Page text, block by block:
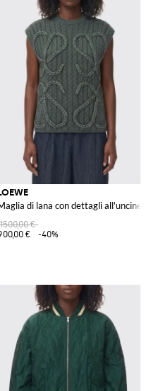
di lana con dettagli
1500,00 €
€
-40%